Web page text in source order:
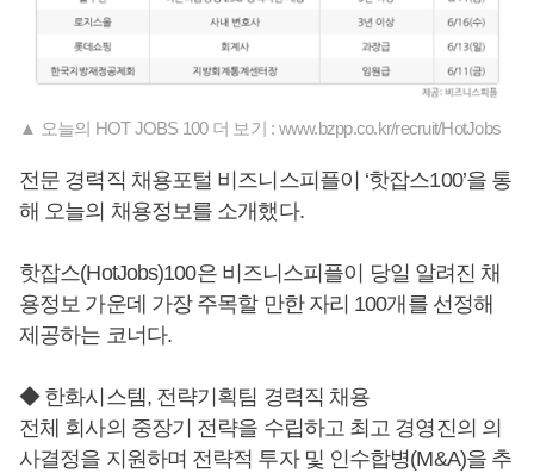
▲ 오늘의 HOT JOBS 100 더 보기 : www.bzpp.co.kr/recruit/HotJobs
전문 경력직 채용포털 비즈니스피플이 ‘핫잡스100’을 통
해 오늘의 채용정보를 소개했다.
핫잡스(HotJobs)100은 비즈니스피플이 당일 알려진 채
용정보 가운데 가장 주목할 만한 자리 100개를 선정해
제공하는 코너다.
◆ 한화시스템, 전략기획팀 경력직 채용
전체 회사의 중장기 전략을 수립하고 최고 경영진의 의
사결정을 지원하며 전략적 투자 및 인수합병(M&A)을 추